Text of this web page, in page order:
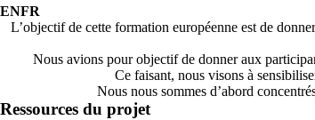
ENFR
L’objectif de cette formation européenne est de
Nous avions pour objectif de donner aux
Ce faisant, nous visons à
Nous nous sommes d’abord
Ressources du projet